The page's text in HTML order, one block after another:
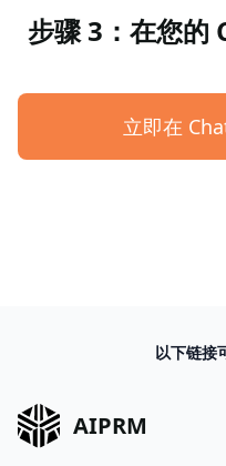
步骤 3：在您的
立即在
以下链接
AIPRM